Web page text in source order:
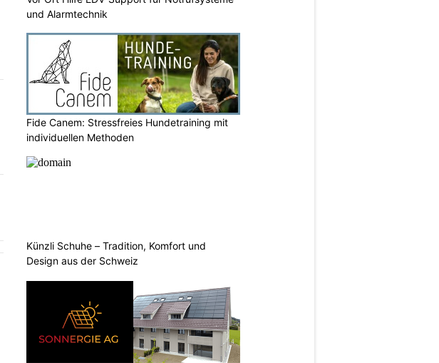
und Alarmtechnik
Fide Canem: Stressfreies Hundetraining mit
individuellen Methoden
Künzli Schuhe – Tradition, Komfort und
Design aus der Schweiz